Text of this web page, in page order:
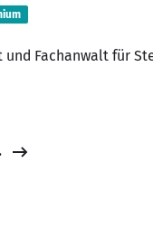
und Fachanwalt für